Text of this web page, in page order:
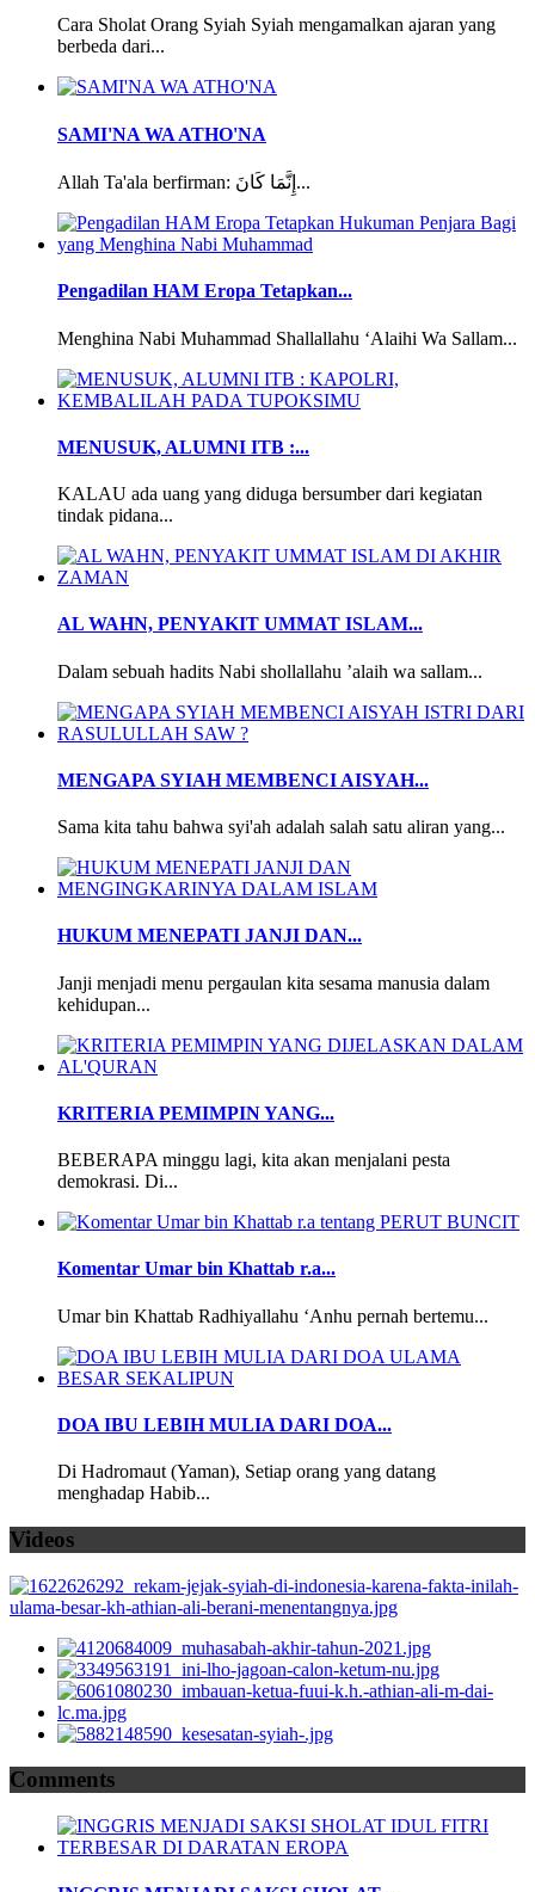
Cara Sholat Orang Syiah Syiah mengamalkan ajaran yang
berbeda dari...
SAMI'NA WA ATHO'NA
Allah Ta'ala berfirman: إِنَّمَا كَانَ...
Pengadilan HAM Eropa Tetapkan...
Menghina Nabi Muhammad Shallallahu ‘Alaihi Wa Sallam...
MENUSUK, ALUMNI ITB :...
KALAU ada uang yang diduga bersumber dari kegiatan
tindak pidana...
AL WAHN, PENYAKIT UMMAT ISLAM...
Dalam sebuah hadits Nabi shollallahu ’alaih wa sallam...
MENGAPA SYIAH MEMBENCI AISYAH...
Sama kita tahu bahwa syi'ah adalah salah satu aliran yang...
HUKUM MENEPATI JANJI DAN...
Janji menjadi menu pergaulan kita sesama manusia dalam
kehidupan...
KRITERIA PEMIMPIN YANG...
BEBERAPA minggu lagi, kita akan menjalani pesta
demokrasi. Di...
Komentar Umar bin Khattab r.a...
Umar bin Khattab Radhiyallahu ‘Anhu pernah bertemu...
DOA IBU LEBIH MULIA DARI DOA...
Di Hadromaut (Yaman), Setiap orang yang datang
menghadap Habib...
Videos
Comments